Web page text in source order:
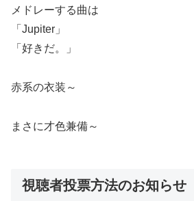
メドレーする曲は
「Jupiter」
「好きだ。」
赤系の衣装～
まさに才色兼備～
視聴者投票方法のお知らせ